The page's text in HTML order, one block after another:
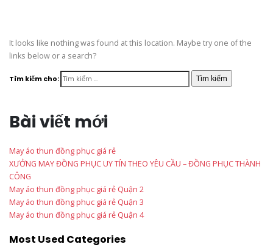
It looks like nothing was found at this location. Maybe try one of the
links below or a search?
Tìm kiếm cho:
Bài viết mới
May áo thun đồng phục giá rẻ
XƯỞNG MAY ĐỒNG PHỤC UY TÍN THEO YÊU CẦU – ĐỒNG PHỤC THÀNH
CÔNG
May áo thun đồng phục giá rẻ Quận 2
May áo thun đồng phục giá rẻ Quận 3
May áo thun đồng phục giá rẻ Quận 4
Most Used Categories